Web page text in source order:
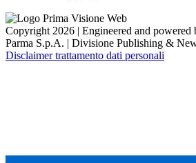
Copyright 2026 | Engineered and powered
Parma S.p.A. | Divisione Publishing &
Disclaimer trattamento dati personali